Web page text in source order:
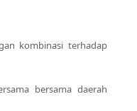
kombinasi terhadap
bersama daerah